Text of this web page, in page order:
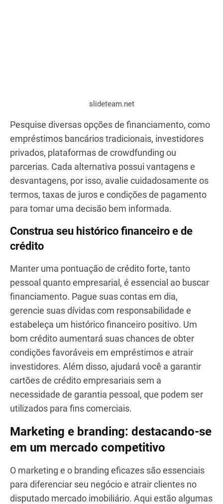
slideteam.net
Pesquise diversas opções de financiamento, como
empréstimos bancários tradicionais, investidores
parcerias. Cada alternativa possui vantagens e
desvantagens, por isso, avalie cuidadosamente os
termos, taxas de juros e condições de pagamento
para tomar uma decisão bem informada.
Construa seu histórico financeiro e de
crédito
Manter uma pontuação de crédito forte, tanto
pessoal quanto empresarial, é essencial ao buscar
financiamento. Pague suas contas em dia,
gerencie suas dívidas com responsabilidade e
estabeleça um histórico financeiro positivo. Um
bom crédito aumentará suas chances de obter
condições favoráveis em empréstimos e atrair
investidores. Além disso, ajudará você a garantir
cartões de crédito empresariais sem a
necessidade de garantia pessoal, que podem ser